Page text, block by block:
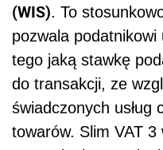
(WIS). To
pozwala
tego jaką stawkę
do transakcji, ze
świadczonych usług
towarów. Slim VAT